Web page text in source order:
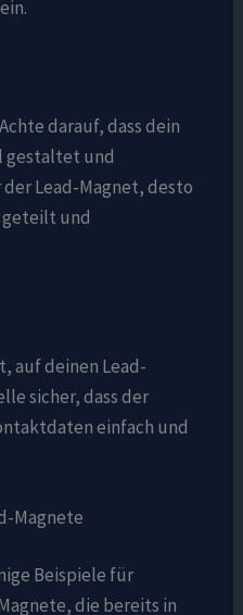
darauf, dass dein
gestaltet und
Lead-Magnet, desto
geteilt und
auf deinen Lead-
sicher, dass der
einfach und
Magnete
Beispiele für
die bereits in